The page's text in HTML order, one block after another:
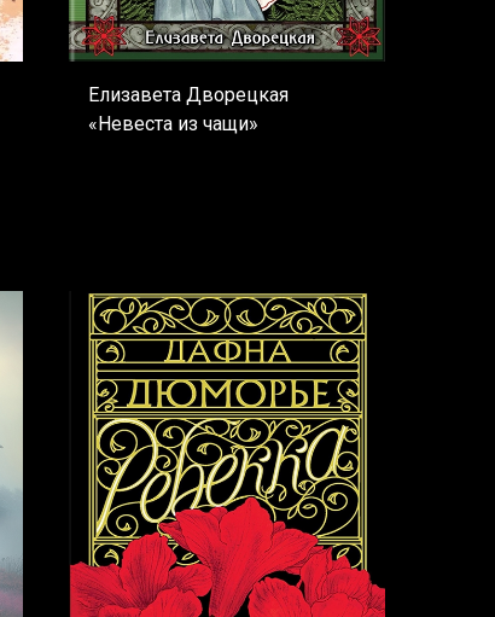
Елизавета Дворецкая
«Невеста из чащи»